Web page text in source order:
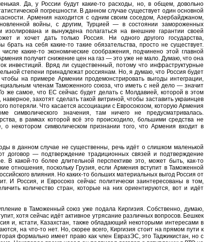
Да, у России будут какие-то расходы, но, в общем, довольно
погрешности. В данном случае существует один основной
Армения находится с одним своим соседом, Азербайджаном,
войны, с другим, Турцией — в состоянии замороженных
и вынуждена полагаться на внешние гарантии своей
и хочет дать только Россия. Ни одного другого государства,
брать на себя какие-то такие обязательства, просто не существует.
какие-то экономические соображения, подчинено этой главной
получит снижение цен на газ — это уже не мало. Думаю, что она
инвестиций. Вряд ли существенный, потому что инфраструктурные
степени принадлежат россиянам. Но, я думаю, что Россия будет
на примере Армении продемонстрировать выгоды интеграции,
членам Таможенного союза, что иметь с ней дело — значит
же самое, что ЕС сейчас будет делать с Молдавией, которой в этом
захотят сделать такой витриной, чтобы заставить украинцев
потеряли. Что касается ассоциации с Евросоюзом, которую Армения
символического значения, там ничего не предусматривалась.
в рамках которой всё это происходило, большими средства не
о некотором символическом признании того, что Армения входит в
в данном случае не существенны, речь идёт о слишком маленькой
договор — подтверждение традиционных связей и подтверждение
В какой-то более длительной перспективе это, может быть, как-то
отношения, поскольку Грузия, если Армения вступит в Таможенной
влияния. Но каких-то больших материальных выгод Россия от
И Россия, и Евросоюз сейчас политически заинтересованы в том,
количество стран, которые на них ориентируются, вот и идёт
в Таможенный союз уже подала Киргизия. Собственно, думаю,
хотя сейчас идёт активное утрясание различных вопросов. Бешкек
и, кстати, Казахстан, также обладающий некоторыми интересами в
на что-то нет. Но, скорее всего, Киргизия стоит на прямом пути к
формально имеет право как член ЕвразЭС, это Таджикистан, но с